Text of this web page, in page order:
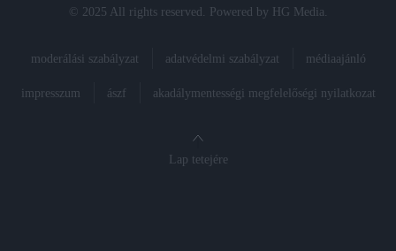
© 2025 All rights reserved. Powered by HG Media
moderálási szabályzat adatvédelmi szabályzat médiaajánló
impresszum ászf akadálymentességi megfelelőségi nyilatkozat
Lap tetejére